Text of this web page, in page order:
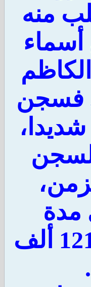
منه
سجنه بمبلغ 121 ألف